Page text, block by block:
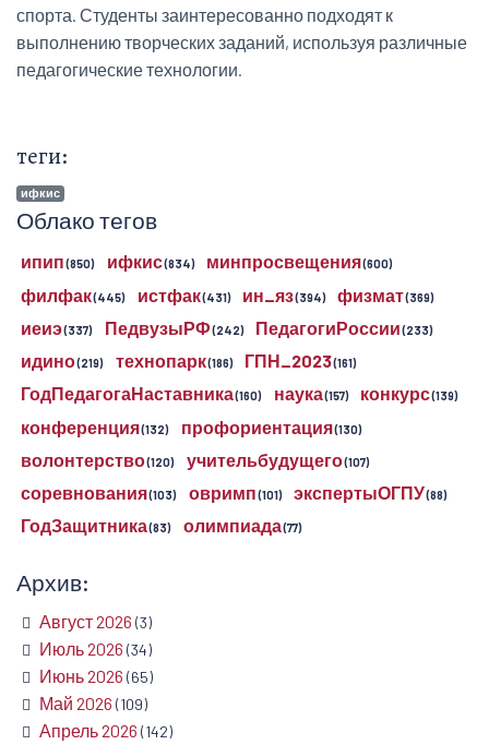
спорта. Студенты заинтересованно подходят к
выполнению творческих заданий, используя различные
педагогические технологии.
теги:
ифкис
Облако тегов
ипип(850) ифкис(834) минпросвещения(600)
филфак(445) истфак(431) ин_яз(394) физмат(369)
иеиэ(337) ПедвузыРФ(242) ПедагогиРоссии(233)
идино(219) технопарк(186) ГПН_2023(161)
ГодПедагогаНаставника(160) наука(157) конкурс(139)
конференция(132) профориентация(130)
волонтерство(120) учительбудущего(107)
соревнования(103) овримп(101) экспертыОГПУ(88)
ГодЗащитника(83) олимпиада(77)
Архив:
Август 2026 (3)
Июль 2026 (34)
Июнь 2026 (65)
Май 2026 (109)
Апрель 2026 (142)